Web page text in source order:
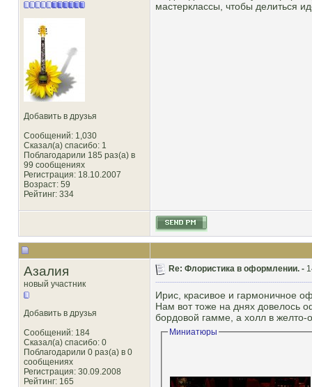
Добавить в друзья
Сообщений: 1,030
Сказал(а) спасибо: 1
Поблагодарили 185 раз(а) в
99 сообщениях
Регистрация: 18.10.2007
Возраст: 59
Рейтинг: 334
мастерклассы, чтобы делиться
Азалия
новый участник
Добавить в друзья
Сообщений: 184
Сказал(а) спасибо: 0
Поблагодарили 0 раз(а) в 0
сообщениях
Регистрация: 30.09.2008
Рейтинг: 165
Re: Флористика в оформлении. -
Ирис, красивое и гармоничное
Нам вот тоже на днях довелось
бордовой гамме, а холл в желто-
Миниатюры